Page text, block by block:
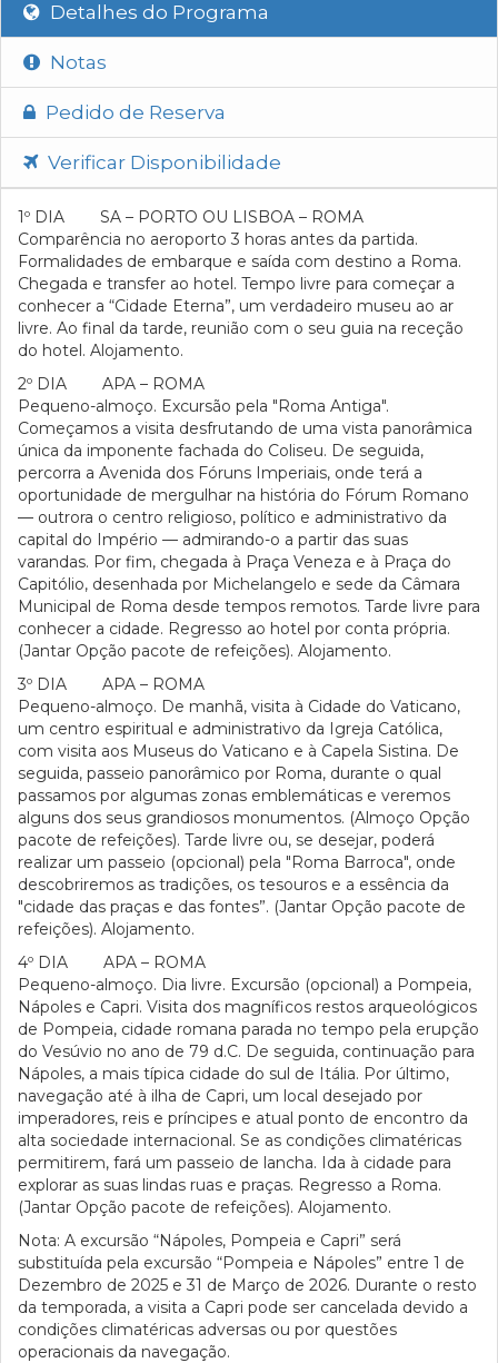
Detalhes do Programa
Notas
Pedido de Reserva
Verificar Disponibilidade
1º DIA SA – PORTO OU LISBOA – ROMA
Comparência no aeroporto 3 horas antes da partida.
Formalidades de embarque e saída com destino a Roma.
Chegada e transfer ao hotel. Tempo livre para começar a
conhecer a “Cidade Eterna”, um verdadeiro museu ao ar
livre. Ao final da tarde, reunião com o seu guia na receção
do hotel. Alojamento.
2º DIA APA – ROMA
Pequeno-almoço. Excursão pela "Roma Antiga".
Começamos a visita desfrutando de uma vista panorâmica
única da imponente fachada do Coliseu. De seguida,
percorra a Avenida dos Fóruns Imperiais, onde terá a
oportunidade de mergulhar na história do Fórum Romano
— outrora o centro religioso, político e administrativo da
capital do Império — admirando-o a partir das suas
varandas. Por fim, chegada à Praça Veneza e à Praça do
Capitólio, desenhada por Michelangelo e sede da Câmara
Municipal de Roma desde tempos remotos. Tarde livre para
conhecer a cidade. Regresso ao hotel por conta própria.
(Jantar Opção pacote de refeições). Alojamento.
3º DIA APA – ROMA
Pequeno-almoço. De manhã, visita à Cidade do Vaticano,
um centro espiritual e administrativo da Igreja Católica,
com visita aos Museus do Vaticano e à Capela Sistina. De
seguida, passeio panorâmico por Roma, durante o qual
passamos por algumas zonas emblemáticas e veremos
alguns dos seus grandiosos monumentos. (Almoço Opção
pacote de refeições). Tarde livre ou, se desejar, poderá
realizar um passeio (opcional) pela "Roma Barroca", onde
descobriremos as tradições, os tesouros e a essência da
"cidade das praças e das fontes”. (Jantar Opção pacote de
refeições). Alojamento.
4º DIA APA – ROMA
Pequeno-almoço. Dia livre. Excursão (opcional) a Pompeia,
Nápoles e Capri. Visita dos magníficos restos arqueológicos
de Pompeia, cidade romana parada no tempo pela erupção
do Vesúvio no ano de 79 d.C. De seguida, continuação para
Nápoles, a mais típica cidade do sul de Itália. Por último,
navegação até à ilha de Capri, um local desejado por
imperadores, reis e príncipes e atual ponto de encontro da
alta sociedade internacional. Se as condições climatéricas
permitirem, fará um passeio de lancha. Ida à cidade para
explorar as suas lindas ruas e praças. Regresso a Roma.
(Jantar Opção pacote de refeições). Alojamento.
Nota: A excursão “Nápoles, Pompeia e Capri” será
substituída pela excursão “Pompeia e Nápoles” entre 1 de
Dezembro de 2025 e 31 de Março de 2026. Durante o resto
da temporada, a visita a Capri pode ser cancelada devido a
condições climatéricas adversas ou por questões
operacionais da navegação.